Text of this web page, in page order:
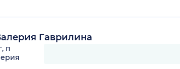
Гаврилина
п